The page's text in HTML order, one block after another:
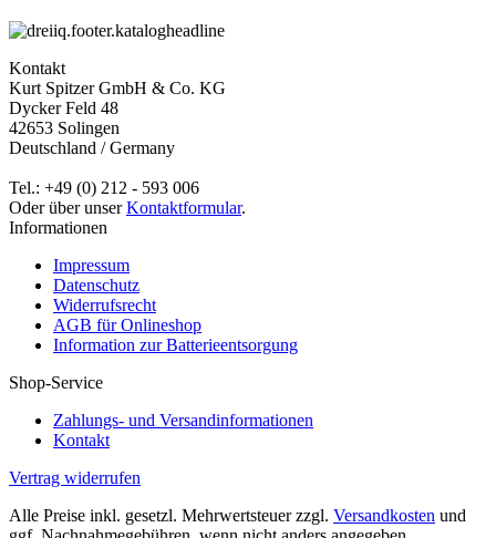
Kontakt
Kurt Spitzer GmbH & Co. KG
Dycker Feld 48
42653 Solingen
Deutschland / Germany
Tel.: +49 (0) 212 - 593 006
Oder über unserKontaktformular.
Informationen
Impressum
Datenschutz
Widerrufsrecht
AGB für Onlineshop
Information zur Batterieentsorgung
Shop-Service
Zahlungs- und Versandinformationen
Kontakt
Vertrag widerrufen
Alle Preise inkl. gesetzl. Mehrwertsteuer zzgl. Versandkosten und